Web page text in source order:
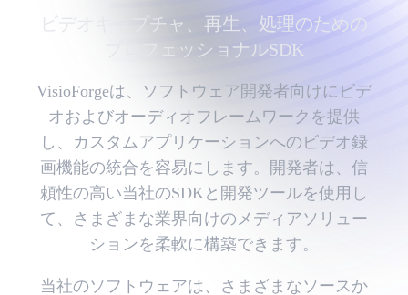
ビデオキャプチャ、再生、処理のための
プロフェッショナルSDK
VisioForgeは、ソフトウェア開発者向けにビデ
オおよびオーディオフレームワークを提供
し、カスタムアプリケーションへのビデオ録
画機能の統合を容易にします。開発者は、信
頼性の高い当社のSDKと開発ツールを使用し
て、さまざまな業界向けのメディアソリュー
ションを柔軟に構築できます。
当社のソフトウェアは、さまざまなソースか